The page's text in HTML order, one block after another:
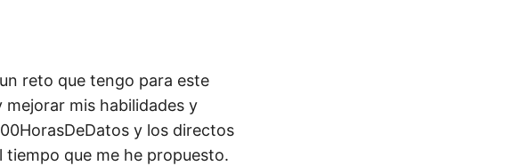
reto que tengo para este
mejorar mis habilidades y
y los directos
que me he propuesto.